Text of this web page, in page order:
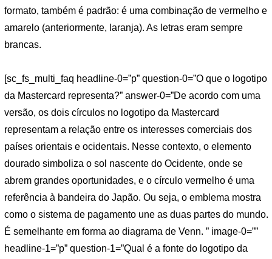
formato, também é padrão: é uma combinação de vermelho e
amarelo (anteriormente, laranja). As letras eram sempre
brancas.
[sc_fs_multi_faq headline-0=”p” question-0=”O que o logotipo
da Mastercard representa?” answer-0=”De acordo com uma
versão, os dois círculos no logotipo da Mastercard
representam a relação entre os interesses comerciais dos
países orientais e ocidentais. Nesse contexto, o elemento
dourado simboliza o sol nascente do Ocidente, onde se
abrem grandes oportunidades, e o círculo vermelho é uma
referência à bandeira do Japão. Ou seja, o emblema mostra
como o sistema de pagamento une as duas partes do mundo.
É semelhante em forma ao diagrama de Venn. ” image-0=””
headline-1=”p” question-1=”Qual é a fonte do logotipo da